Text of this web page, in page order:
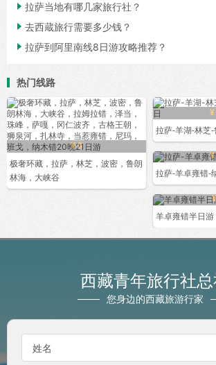
 拉萨当地有哪几家旅行社？
 去西蔵旅行需要多少钱？
 拉萨到阿里南线8日游攻略推荐？
热门线路
¥ 0
极奢环藏，拉萨，林芝，波密，鲁朗
林海，大峡谷
¥
拉萨-羊湖-林芝-
¥
拉萨-羊卓雍错-
羊卓雍错半日游
西藏青年旅行社
您身边的西藏旅游行家
姓名